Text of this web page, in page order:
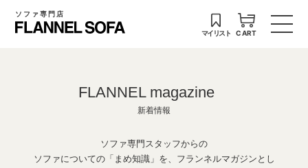
ソファ専門店
マイリスト CART
FLANNEL magazine
新着情報
ソファ専門スタッフからの
ソファについての「まめ知識」を、フランネルマガジンとし